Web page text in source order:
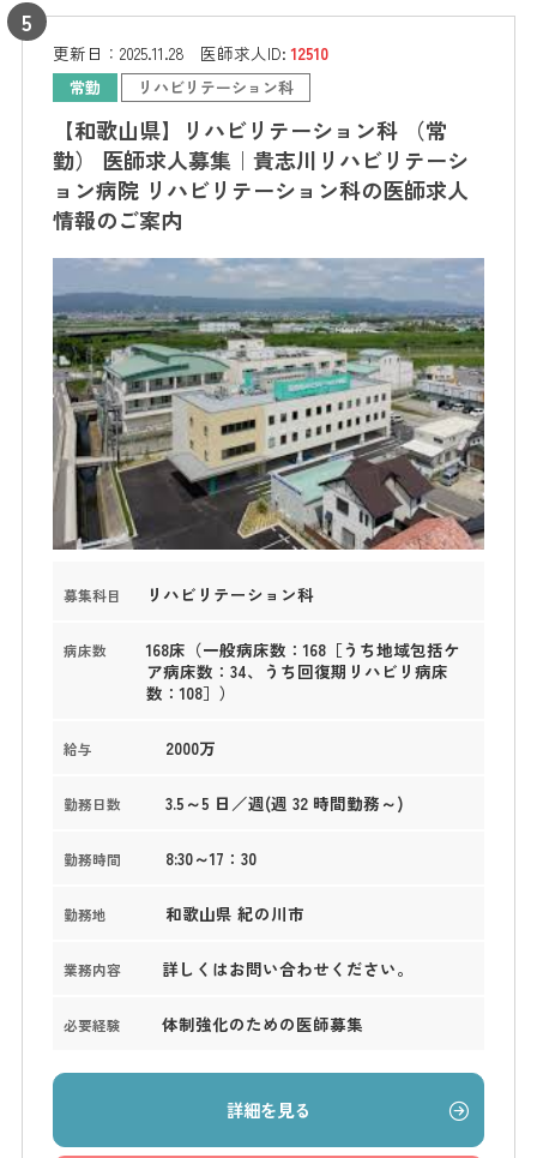
更新日： 2025.11.28 医師求人ID:12510
常勤 リハビリテーション科
【和歌山県】リハビリテーション科 （常
勤） 医師求人募集｜貴志川リハビリテーシ
ョン病院 リハビリテーション科の医師求人
情報のご案内
募集科目 リハビリテーション科
病床数
168床（一般病床数：168［うち地域包括ケ
ア病床数：34、うち回復期リハビリ病床
数：108］）
給与 2000万
勤務日数 3.5～5 日／週(週 32 時間勤務～)
勤務時間 8:30～17：30
勤務地 和歌山県 紀の川市
業務内容 詳しくはお問い合わせください。
必要経験 体制強化のための医師募集
詳細を見る